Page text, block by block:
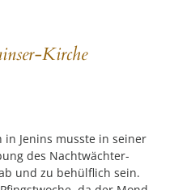
Kirche
in Jenins musste in seiner
des Nachtwächter-
und zu behülflich sein.